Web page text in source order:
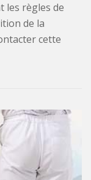
les règles de
de la
cette